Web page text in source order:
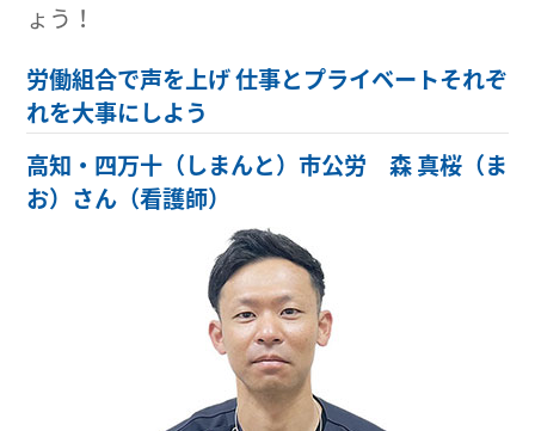
ょう！
労働組合で声を上げ 仕事とプライベートそれぞ
れを大事にしよう
高知・四万十（しまんと）市公労 森 真桜（ま
お）さん（看護師）